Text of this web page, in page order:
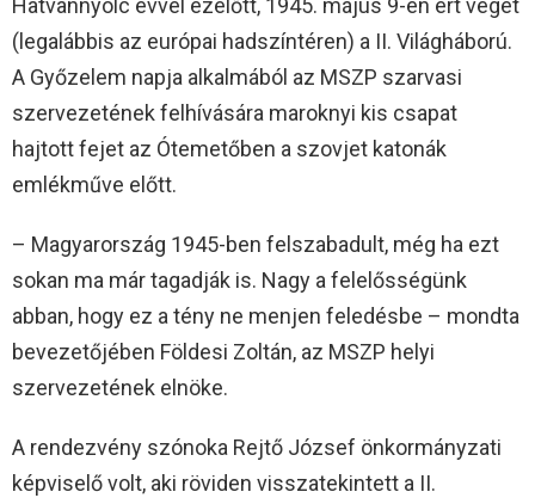
Hatvannyolc évvel ezelőtt, 1945. május 9-én ért véget
(legalábbis az európai hadszíntéren) a II. Világháború.
A Győzelem napja alkalmából az MSZP szarvasi
szervezetének felhívására maroknyi kis csapat
hajtott fejet az Ótemetőben a szovjet katonák
emlékműve előtt.
– Magyarország 1945-ben felszabadult, még ha ezt
sokan ma már tagadják is. Nagy a felelősségünk
abban, hogy ez a tény ne menjen feledésbe – mondta
bevezetőjében Földesi Zoltán, az MSZP helyi
szervezetének elnöke.
A rendezvény szónoka Rejtő József önkormányzati
képviselő volt, aki röviden visszatekintett a II.